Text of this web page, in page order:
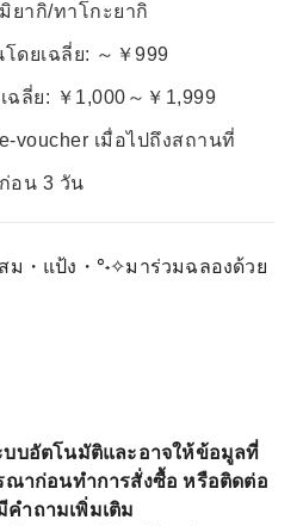
ยากิ/ทาโกะยากิ
ดยเฉลี่ย: ～￥999
ฉลี่ย: ￥1,000～￥1,999
voucher เมื่อไปถึงสถานที่
อน 3 วัน
ม・แป้ง・°˖✧มาร่วมฉลองด้วย
บอัตโนมัติและอาจให้ข้อมูลที่
าก่อนทำการสั่งซื้อ หรือติดต่อ
ำถามเพิ่มเติม